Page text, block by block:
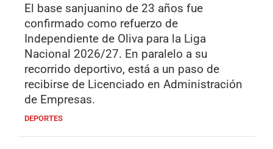
El base sanjuanino de 23 años fue
confirmado como refuerzo de
Independiente de Oliva para la Liga
Nacional 2026/27. En paralelo a su
recorrido deportivo, está a un paso de
recibirse de Licenciado en Administración
de Empresas.
DEPORTES